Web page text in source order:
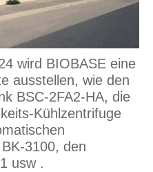
wird BIOBASE eine
ausstellen, wie den
BSC-2FA2-HA, die
Kühlzentrifuge
3100, den
usw .